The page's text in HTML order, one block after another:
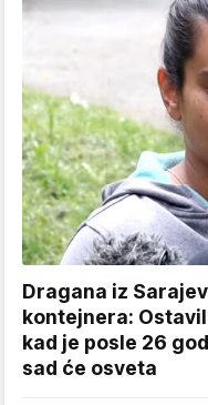
Dragana iz
kontejnera:
kad je posle 26
sad će osveta